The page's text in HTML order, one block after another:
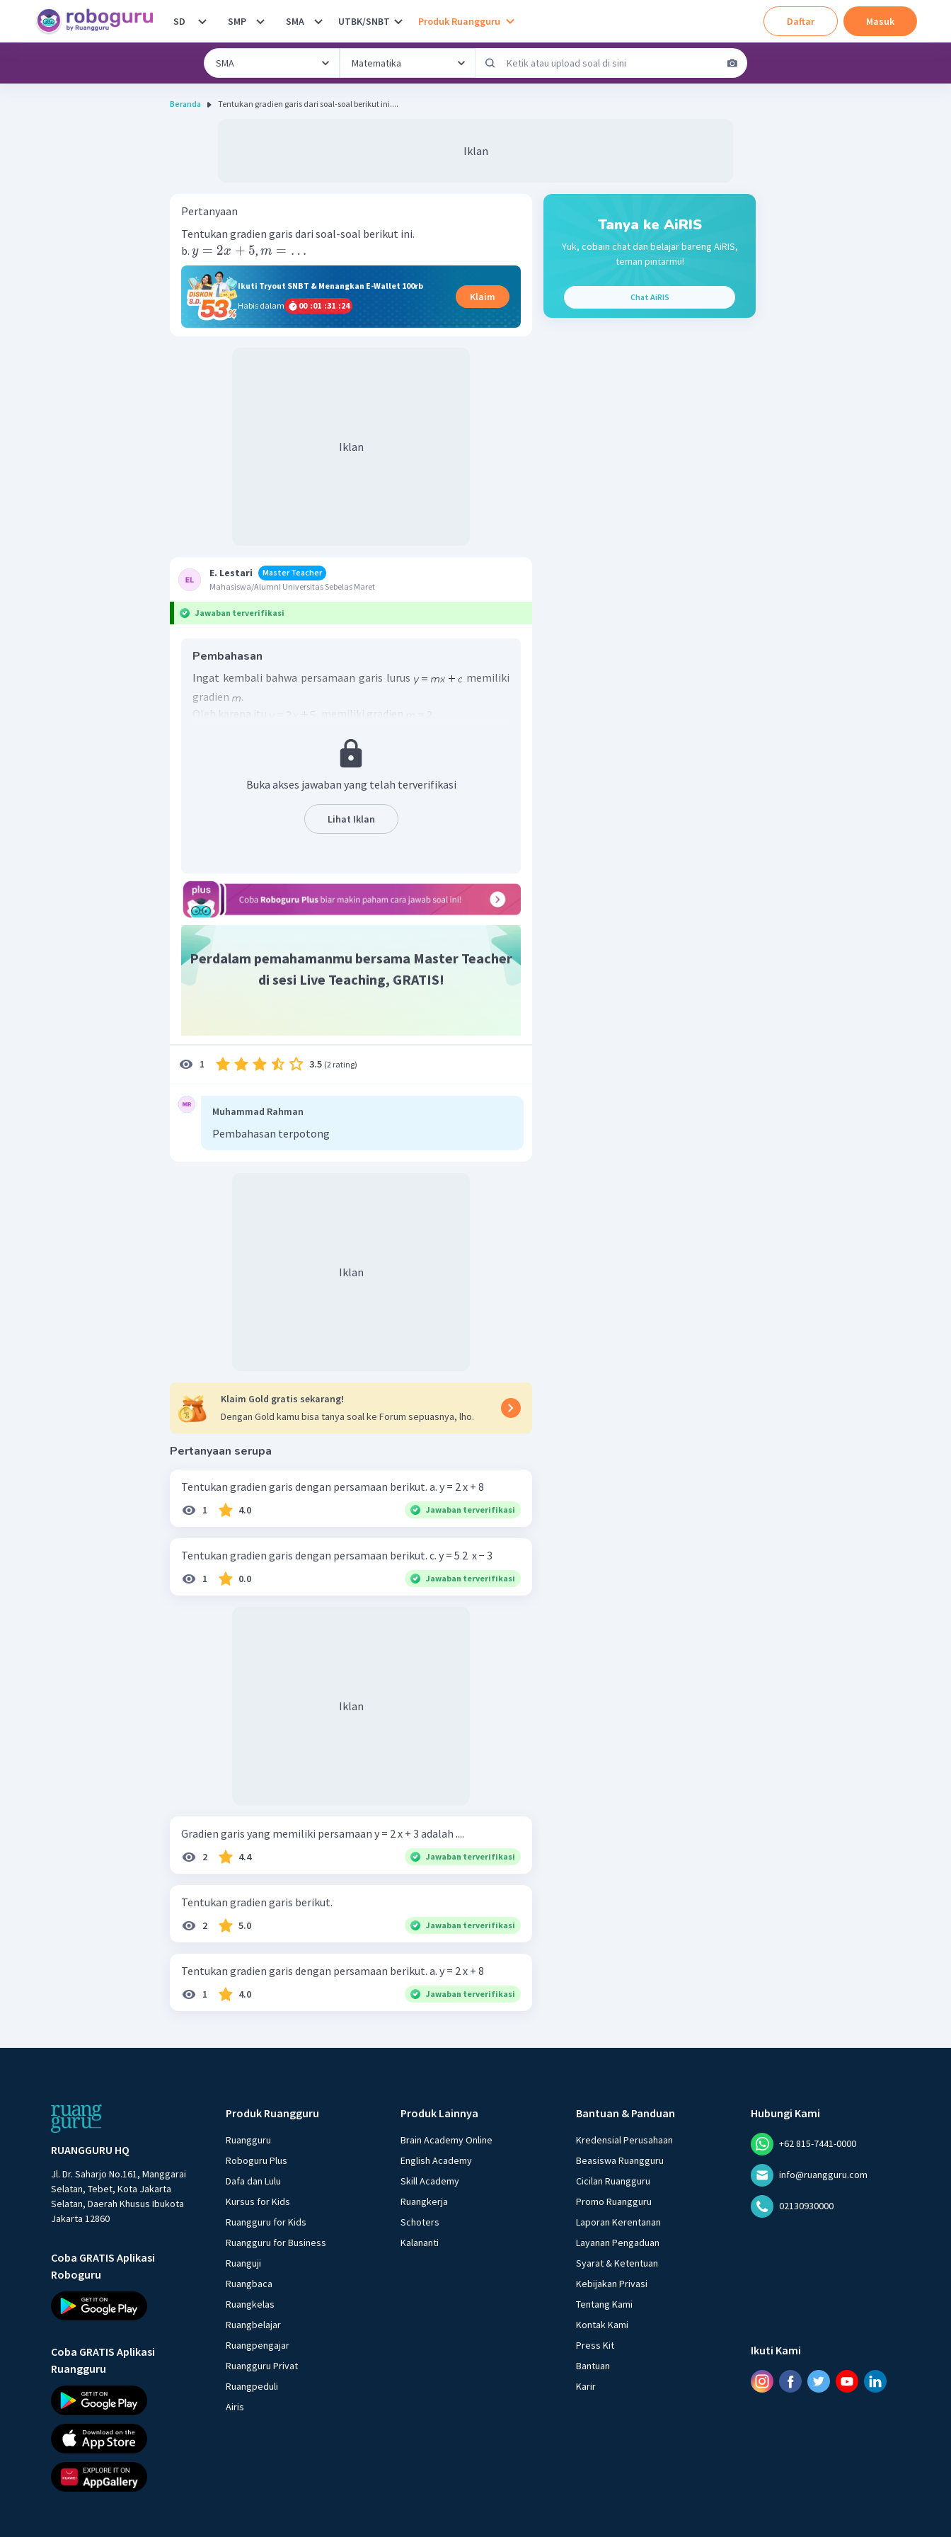
SD SMP SMA UTBK/SNBT Produk Ruangguru Daftar Masuk
Beranda Tentukan gradien garis dari soal-soal berikut ini....
Iklan
Pertanyaan
Tentukan gradien garis dari soal-soal berikut ini.
b. y = 2x + 5,m = …
Ikuti Tryout SNBT & Menangkan E-Wallet 100rb
Habis dalam
00 :01 :31 :24
Klaim
Iklan
E. Lestari
Master Teacher
Mahasiswa/Alumni Universitas Sebelas Maret
Jawaban terverifikasi
Pembahasan
Ingat kembali bahwa persamaan garis lurus
memiliki
gradien
.
Oleh karena itu
, memiliki gradien
Buka akses jawaban yang telah terverifikasi
Lihat Iklan
Perdalam pemahamanmu bersama Master Teacher
di sesi Live Teaching, GRATIS!
1 3.5 (2 rating)
Muhammad Rahman
Pembahasan terpotong
Iklan
Klaim Gold gratis sekarang!
Dengan Gold kamu bisa tanya soal ke Forum sepuasnya, lho.
Pertanyaan serupa
Tentukan gradien garis dengan persamaan berikut. a. y = 2 x + 8
1 4.0 Jawaban terverifikasi
Tentukan gradien garis dengan persamaan berikut. c. y = 5 2 ​ x − 3
1 0.0 Jawaban terverifikasi
Iklan
Gradien garis yang memiliki persamaan y = 2 x + 3 adalah ....
2 4.4 Jawaban terverifikasi
Tentukan gradien garis berikut.
2 5.0 Jawaban terverifikasi
Tentukan gradien garis dengan persamaan berikut. a. y = 2 x + 8
1 4.0 Jawaban terverifikasi
Tanya ke AiRIS
Yuk, cobain chat dan belajar bareng AiRIS,
teman pintarmu!
Chat AiRIS
RUANGGURU HQ
Jl. Dr. Saharjo No.161, Manggarai
Selatan, Tebet, Kota Jakarta
Selatan, Daerah Khusus Ibukota
Jakarta 12860
Coba GRATIS Aplikasi
Roboguru
Coba GRATIS Aplikasi
Ruangguru
Produk Ruangguru
Ruangguru
Roboguru Plus
Dafa dan Lulu
Kursus for Kids
Ruangguru for Kids
Ruangguru for Business
Ruanguji
Ruangbaca
Ruangkelas
Ruangbelajar
Ruangpengajar
Ruangguru Privat
Ruangpeduli
Airis
Produk Lainnya
Brain Academy Online
English Academy
Skill Academy
Ruangkerja
Schoters
Kalananti
Bantuan & Panduan
Kredensial Perusahaan
Beasiswa Ruangguru
Cicilan Ruangguru
Promo Ruangguru
Laporan Kerentanan
Layanan Pengaduan
Syarat & Ketentuan
Kebijakan Privasi
Tentang Kami
Kontak Kami
Press Kit
Bantuan
Karir
Hubungi Kami
+62 815-7441-0000
info@ruangguru.com
02130930000
Ikuti Kami